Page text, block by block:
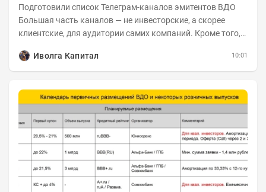
Подготовили список Телеграм-каналов эмитентов ВДО
Большая часть каналов — не инвесторские, а скорее
клиентские, для аудитории самих компаний. Кроме того,
Иволга Капитал
10:01